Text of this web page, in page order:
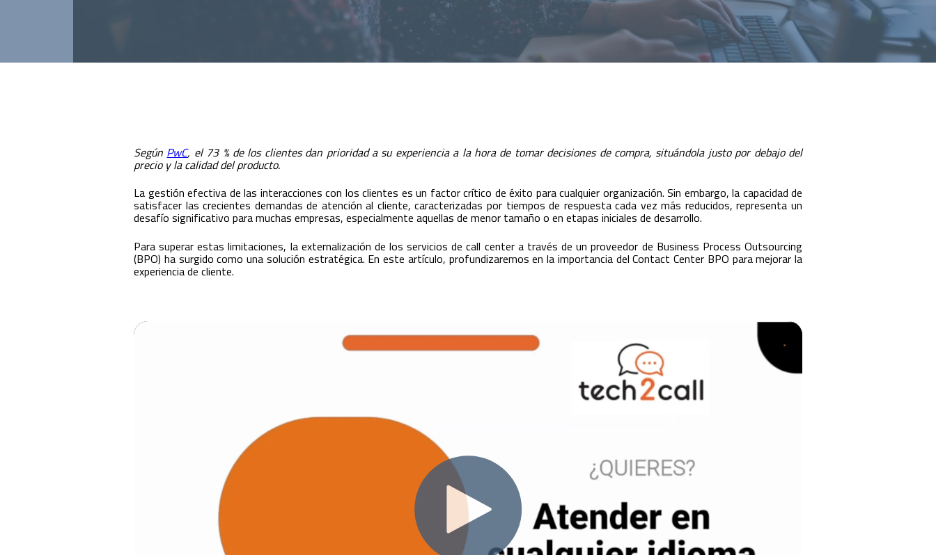
Según PwC, el 73 % de los clientes dan prioridad a su experiencia a la hora de tomar decisiones de compra, situándola justo por debajo del
precio y la calidad del producto.
La gestión efectiva de las interacciones con los clientes es un factor crítico de éxito para cualquier organización. Sin embargo, la capacidad de
satisfacer las crecientes demandas de atención al cliente, caracterizadas por tiempos de respuesta cada vez más reducidos, representa un
desafío significativo para muchas empresas, especialmente aquellas de menor tamaño o en etapas iniciales de desarrollo.
Para superar estas limitaciones, la externalización de los servicios de call center a través de un proveedor de Business Process Outsourcing
(BPO) ha surgido como una solución estratégica. En este artículo, profundizaremos en la importancia del Contact Center BPO para mejorar la
experiencia de cliente.